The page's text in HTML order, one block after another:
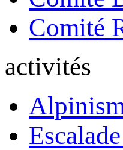
Comité
activités